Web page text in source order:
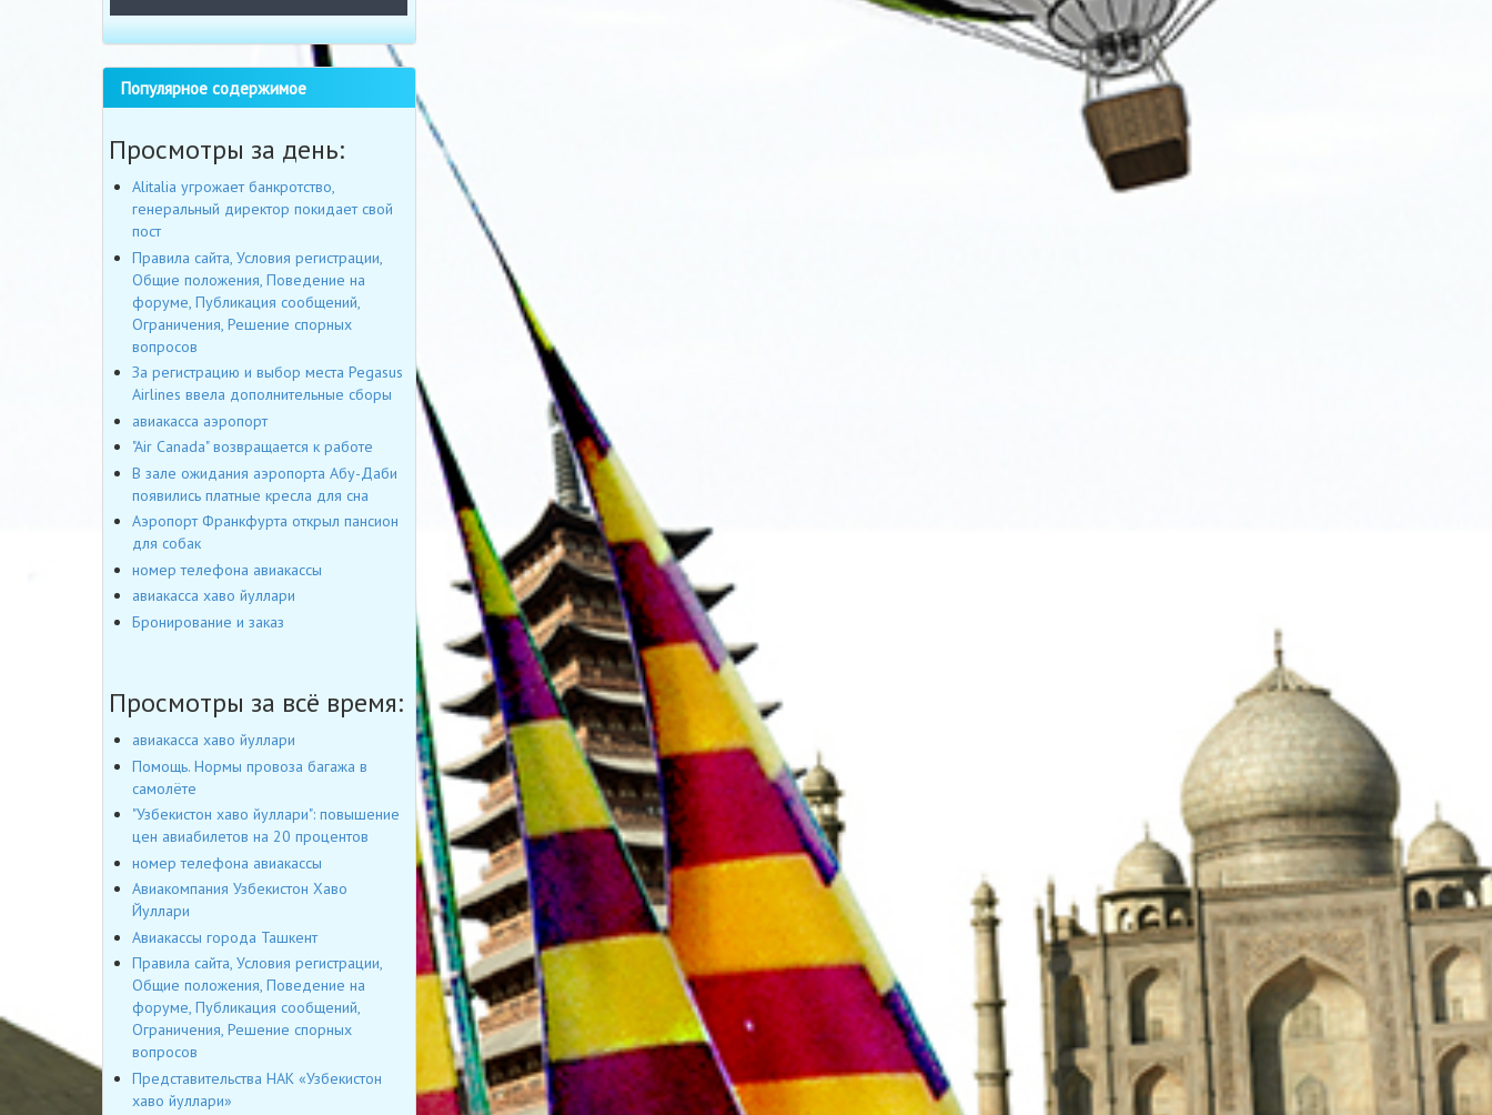
Популярное содержимое
Просмотры за день:
Alitalia угрожает банкротство,
генеральный директор покидает свой
пост
Правила сайта, Условия регистрации,
Общие положения, Поведение на
форуме, Публикация сообщений,
Ограничения, Решение спорных
вопросов
За регистрацию и выбор места Pegasus
Airlines ввела дополнительные сборы
авиакасса аэропорт
"Air Canada" возвращается к работе
В зале ожидания аэропорта Абу-Даби
появились платные кресла для сна
Аэропорт Франкфурта открыл пансион
для собак
номер телефона авиакассы
авиакасса хаво йуллари
Бронирование и заказ
Просмотры за всё время:
авиакасса хаво йуллари
Помощь. Нормы провоза багажа в
самолёте
"Узбекистон хаво йуллари": повышение
цен авиабилетов на 20 процентов
номер телефона авиакассы
Авиакомпания Узбекистон Хаво
Йуллари
Авиакассы города Ташкент
Правила сайта, Условия регистрации,
Общие положения, Поведение на
форуме, Публикация сообщений,
Ограничения, Решение спорных
вопросов
Представительства НАК «Узбекистон
хаво йуллари»